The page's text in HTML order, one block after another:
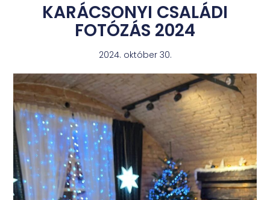
KARÁCSONYI CSALÁDI
FOTÓZÁS 2024
2024. október 30.